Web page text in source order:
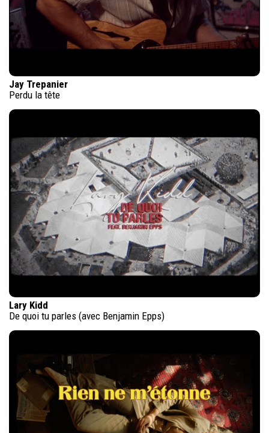
Jay Trepanier
Perdu la tête
Lary Kidd
De quoi tu parles (avec Benjamin Epps)